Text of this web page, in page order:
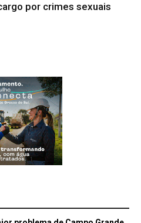
por crimes sexuais